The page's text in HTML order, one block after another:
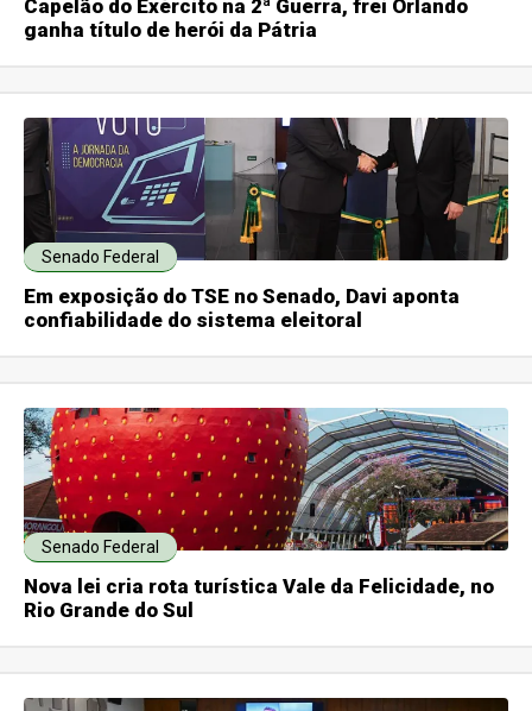
Capelão do Exército na 2ª Guerra, frei Orlando
ganha título de herói da Pátria
Senado Federal
Em exposição do TSE no Senado, Davi aponta
confiabilidade do sistema eleitoral
Senado Federal
Nova lei cria rota turística Vale da Felicidade, no
Rio Grande do Sul